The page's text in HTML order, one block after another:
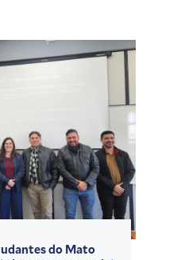
do Mato